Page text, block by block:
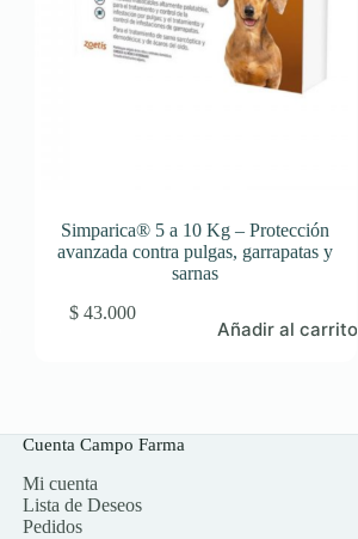
Simparica® 5 a 10 Kg – Protección
avanzada contra pulgas, garrapatas y
sarnas
$ 43.000
Añadir al carrito
Cuenta Campo Farma
Mi cuenta
Lista de Deseos
Pedidos